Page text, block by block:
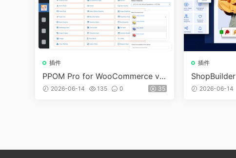
插件
PPOM Pro for WooCommerce v2
7.0.12026-06-14 135 0 35
插件
or2026-06-14